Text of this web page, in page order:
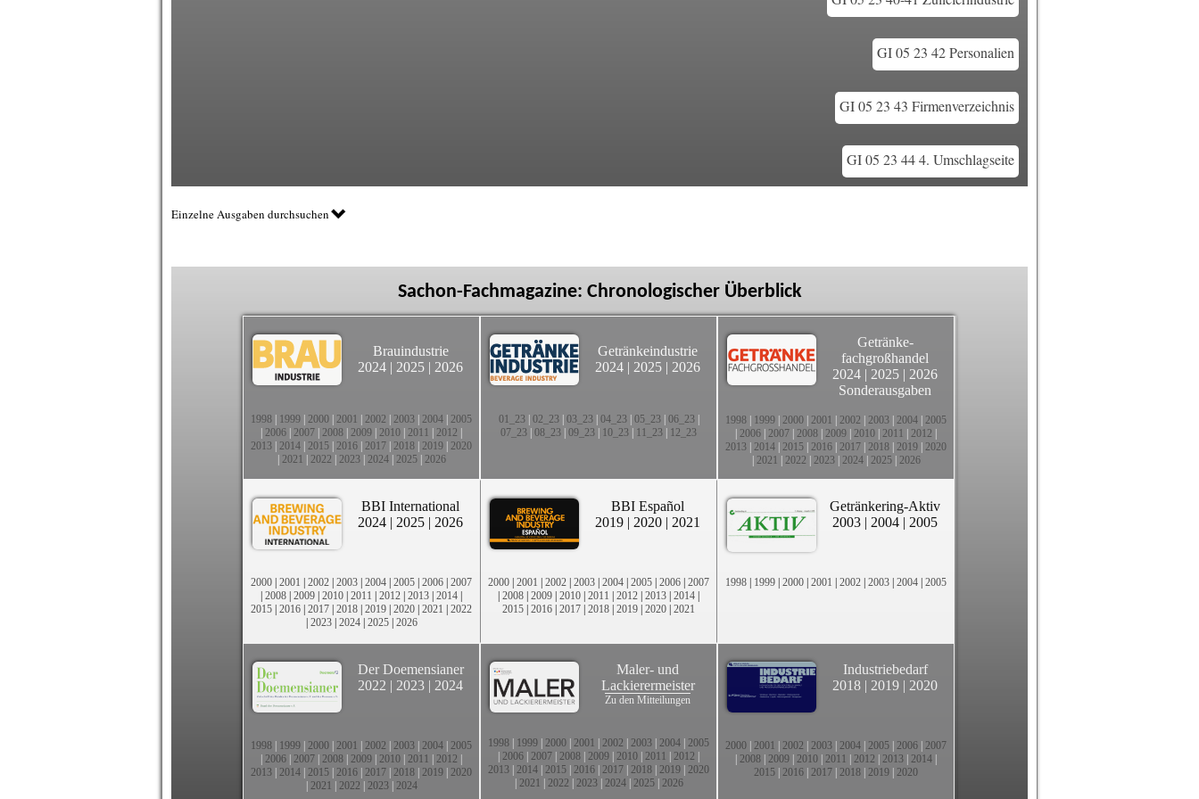
GI 05 23 42 Personalien
GI 05 23 43 Firmenverzeichnis
GI 05 23 44 4. Umschlagseite
Einzelne Ausgaben durchsuchen
Sachon-Fachmagazine: Chronologischer Überblick
Brauindustrie
2024 | 2025 | 2026
1998 1999 2000 2001 2002 2003 2004 2005
2006 2007 2008 2009 2010 2011 2012
2013 2014 2015 2016 2017 2018 2019 2020
2021 2022 2023| 2024| 2025| 2026
Getränkeindustrie
2024 | 2025 | 2026
01_23| 02_23| 03_23| 04_23| 05_23| 06_23|
07_23 08_23 09_23 10_23 11_23 12_23
Getränke-
fachgroßhandel
2024 | 2025 | 2026
Sonderausgaben
1998 1999 2000 2001 2002 2003 2004 2005
2006 2007 2008 2009 2010 2011 2012
2013 2014 2015 2016 2017 2018 2019 2020
2021 2022 2023| 2024| 2025| 2026
BBI International
2024 | 2025 | 2026
2000 | 2001 | 2002 | 2003 | 2004 | 2005 | 2006 | 2007
| 2008 | 2009 | 2010 | 2011 | 2012 | 2013 | 2014 |
2015 | 2016 | 2017 | 2018 | 2019 | 2020 | 2021 | 2022
| 2023| 2024| 2025| 2026
BBI Español
2019 | 2020 | 2021
2000 | 2001 | 2002 | 2003 | 2004 | 2005 | 2006 | 2007
| 2008 | 2009 | 2010 | 2011 | 2012 | 2013 | 2014 |
2015 | 2016 | 2017 | 2018 | 2019 | 2020 | 2021
Getränkering-Aktiv
2003 | 2004 | 2005
1998 | 1999 | 2000 | 2001 | 2002 | 2003 | 2004 | 2005
Der Doemensianer
2022 | 2023 | 2024
1998 1999 2000 2001 2002 2003 2004 2005
2006 2007 2008 2009 2010 2011 2012
2013 2014 2015 2016 2017 2018 2019 2020
2021 2022 2023| 2024
Maler- und
Lackierermeister
Zu den Mitteilungen
1998 1999 2000 2001 2002 2003 2004 2005
2006 2007 2008 2009 2010 2011 2012
2013 2014 2015 2016 2017 2018 2019 2020
2021 2022 2023| 2024| 2025| 2026
Industriebedarf
2018 | 2019 | 2020
2000 2001 2002 2003 2004 2005 2006 2007
2008 2009 2010 2011 2012 2013 2014
2015 2016 2017 2018 2019 2020